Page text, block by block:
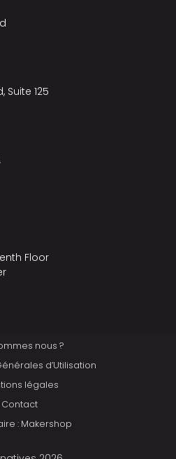
Suite 125
Floor
nous ?
d’Utilisation
légales
Contact
: Makershop